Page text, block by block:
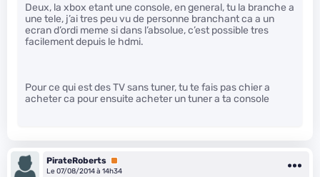
Deux, la xbox etant une console, en general, tu la branche a
une tele, j’ai tres peu vu de personne branchant ca a un
ecran d’ordi meme si dans l’absolue, c’est possible tres
facilement depuis le hdmi.
Pour ce qui est des TV sans tuner, tu te fais pas chier a
acheter ca pour ensuite acheter un tuner a ta console
PirateRoberts Premium
Le 07/08/2014 à 14h34